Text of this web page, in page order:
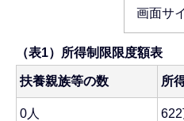
画面サ
（表1）所得制限限度額表
扶養親族等の数 所
0人 622